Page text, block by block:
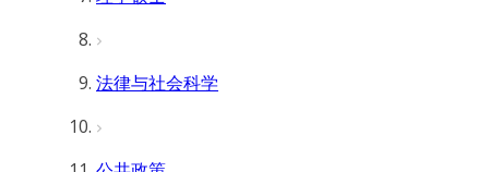
法律与社会科学